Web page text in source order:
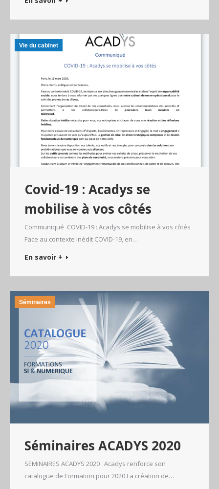
Vie du cabinet
Covid-19 : Acadys se
mobilise à vos côtés
Communiqué COVID-19 : Acadys se mobilise à vos côtés
Face au contexte inédit COVID-19, en…
En savoir +
Séminaires
Séminaires ACADYS 2020
SEMINAIRES ACADYS 2020 Acadys renforce son
catalogue de Formation pour 2020 La création de…